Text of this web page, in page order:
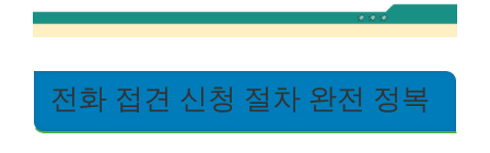
전화 접견 신청 절차 완전 정복